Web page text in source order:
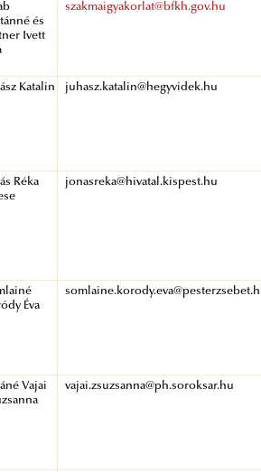
és
Ivett
szakmaigyakorlat@bfkh.gov.hu
Katalin juhasz.katalin@hegyvidek.hu
Réka
jonasreka@hivatal.kispest.hu
Éva
Vajai
vajai.zsuzsanna@ph.soroksar.hu